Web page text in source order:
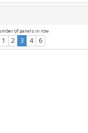
of panels in row
1 2 3 4 6